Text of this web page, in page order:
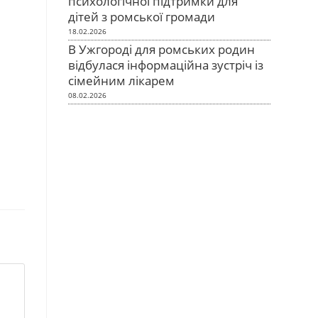
дітей з ромської громади
18.02.2026
В Ужгороді для ромських родин
відбулася інформаційна зустріч із
сімейним лікарем
08.02.2026